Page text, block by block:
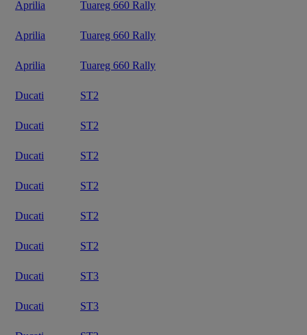
Aprilia Tuareg 660 Rally
Aprilia Tuareg 660 Rally
Aprilia Tuareg 660 Rally
Ducati ST2
Ducati ST2
Ducati ST2
Ducati ST2
Ducati ST2
Ducati ST2
Ducati ST3
Ducati ST3